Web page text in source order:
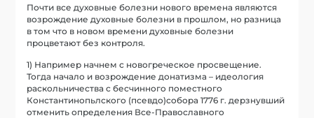
Почти все духовные болезни нового времена являются
возрождение духовные болезни в прошлом, но разница
в том что в новом времени духовные болезни
процветают без контроля.
1) Например начнем с новогреческое просвещение.
Тогда начало и возрождение донатизма – идеология
раскольничества с бесчинного поместного
Константинопьлского (псевдо)собора 1776 г. дерзнувший
отменить определения Все-Православного